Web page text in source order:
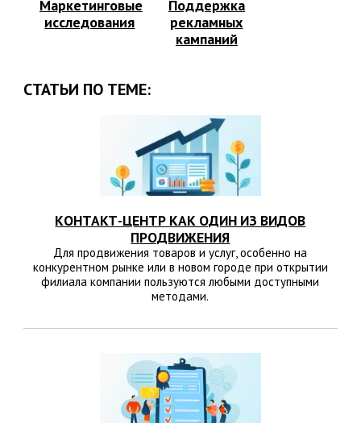
Маркетинговые
исследования
Поддержка
рекламных
кампаний
СТАТЬИ ПО ТЕМЕ:
КОНТАКТ-ЦЕНТР КАК ОДИН ИЗ ВИДОВ
ПРОДВИЖЕНИЯ
Для продвижения товаров и услуг, особенно на
конкурентном рынке или в новом городе при открытии
филиала компании пользуются любыми доступными
методами.